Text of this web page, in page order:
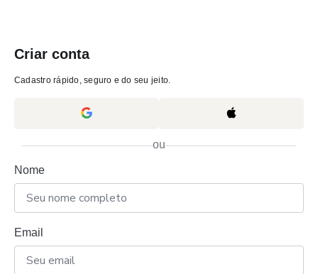
Criar conta
Cadastro rápido, seguro e do seu jeito.
ou
Nome
Email